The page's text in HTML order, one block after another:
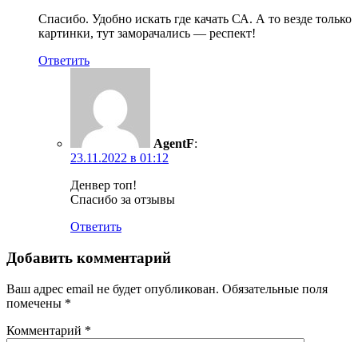
Спасибо. Удобно искать где качать СА. А то везде только
картинки, тут заморачались — респект!
Ответить
AgentF:
23.11.2022 в 01:12
Денвер топ!
Спасибо за отзывы
Ответить
Добавить комментарий
Ваш адрес email не будет опубликован. Обязательные поля
помечены *
Комментарий *